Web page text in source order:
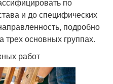
по
и до специфических
подробно
трех основных группах.
работ